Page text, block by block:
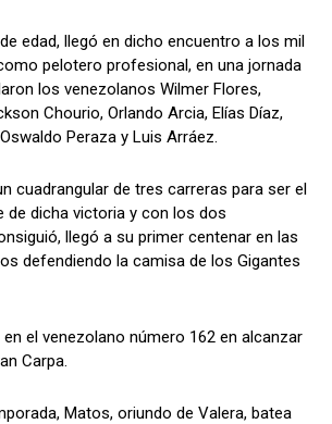
edad, llegó en dicho encuentro a los mil
pelotero profesional, en una jornada
los venezolanos Wilmer Flores,
Chourio, Orlando Arcia, Elías Díaz,
Peraza y Luis Arráez.
cuadrangular de tres carreras para ser el
de dicha victoria y con los dos
llegó a su primer centenar en las
defendiendo la camisa de los Gigantes
el venezolano número 162 en alcanzar
Carpa.
Matos, oriundo de Valera, batea